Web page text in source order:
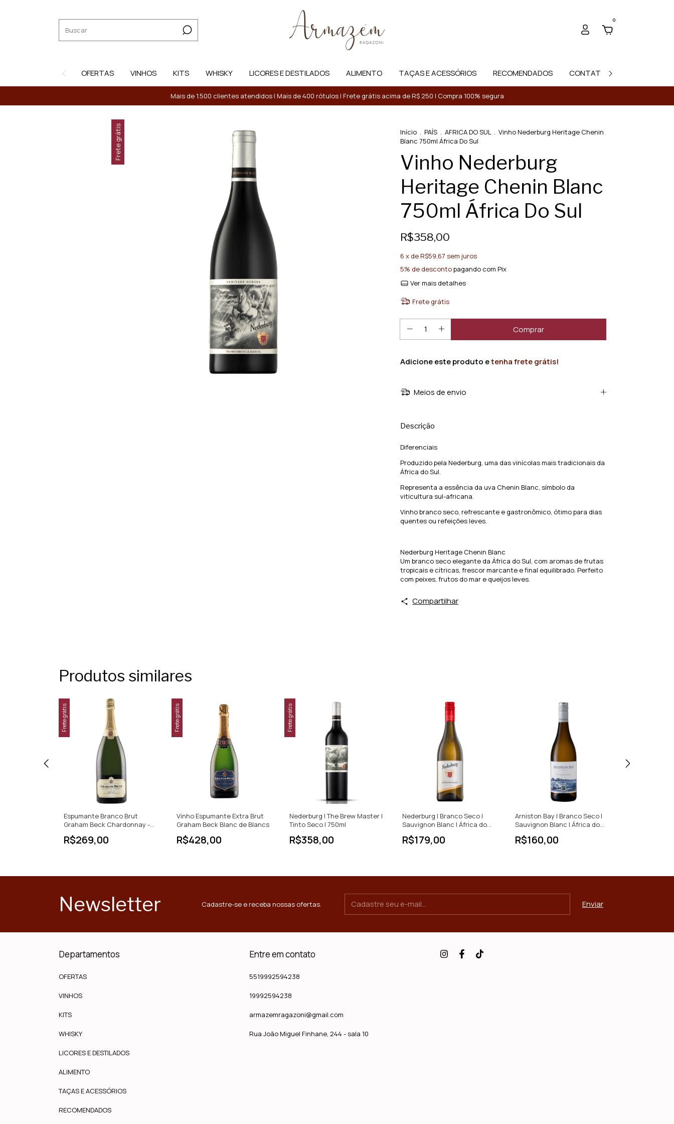
0
OFERTAS VINHOS KITS WHISKY LICORES E DESTILADOS ALIMENTO TAÇAS E ACESSÓRIOS RECOMENDADOS CONTATO
Mais de 1.500 clientes atendidos | Mais de 400 rótulos | Frete grátis acima de R$ 250 | Compra 100% segura
Frete grátis Início . PAÍS . AFRICA DO SUL . Vinho Nederburg Heritage Chenin
Blanc 750ml África Do Sul
Vinho Nederburg
Heritage Chenin Blanc
750ml África Do Sul
R$358,00
6 x deR$59,67 sem juros
5% de descontopagando com Pix
Ver mais detalhes
Frete grátis
Adicione este produto etenha frete grátis!
Meios de envio
Descrição
Diferenciais
Produzido pela Nederburg, uma das vinícolas mais tradicionais da
África do Sul.
Representa a essência da uva Chenin Blanc, símbolo da
viticultura sul-africana.
Vinho branco seco, refrescante e gastronômico, ótimo para dias
quentes ou refeições leves.
Nederburg Heritage Chenin Blanc
Um branco seco elegante da África do Sul, com aromas de frutas
tropicais e cítricas, frescor marcante e final equilibrado. Perfeito
com peixes, frutos do mar e queijos leves.
Compartilhar
Produtos similares
Frete grátis
Espumante Branco Brut
Graham Beck Chardonnay -
Pinot Noir
R$269,00
Frete grátis
Vinho Espumante Extra Brut
Graham Beck Blanc de Blancs
R$428,00
Frete grátis
Nederburg | The Brew Master |
Tinto Seco | 750ml
R$358,00
Nederburg | Branco Seco |
Sauvignon Blanc | África do
Sul | 750ml
R$179,00
Arniston Bay | Branco Seco |
Sauvignon Blanc | África do
Sul | 750ml
R$160,00
Newsletter Cadastre-se e receba nossas ofertas.
Departamentos
OFERTAS
VINHOS
KITS
WHISKY
LICORES E DESTILADOS
ALIMENTO
TAÇAS E ACESSÓRIOS
RECOMENDADOS
Entre em contato
5519992594238
19992594238
armazemragazoni@gmail.com
Rua João Miguel Finhane, 244 - sala 10